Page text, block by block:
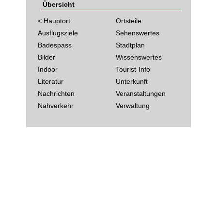
Übersicht
< Hauptort
Ausflugsziele
Badespass
Bilder
Indoor
Literatur
Nachrichten
Nahverkehr
Ortsteile
Sehenswertes
Stadtplan
Wissenswertes
Tourist-Info
Unterkunft
Veranstaltungen
Verwaltung